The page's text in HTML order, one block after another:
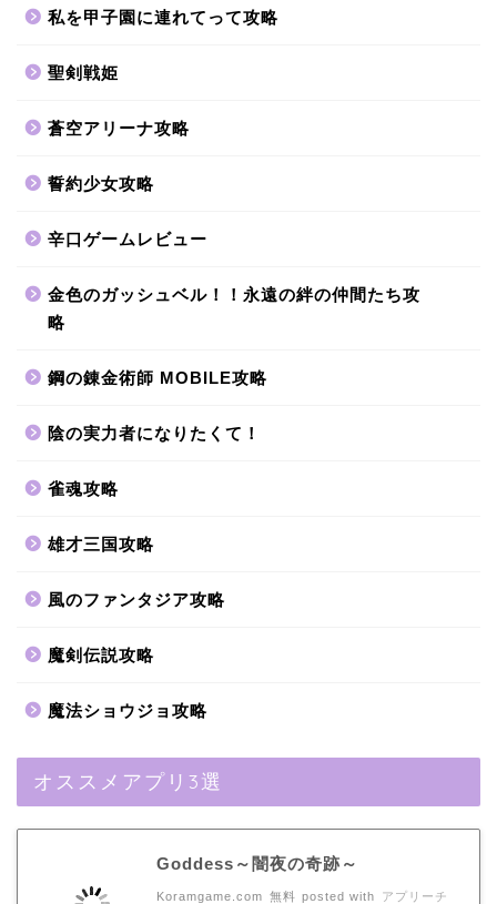
私を甲子園に連れてって攻略
聖剣戦姫
蒼空アリーナ攻略
誓約少女攻略
辛口ゲームレビュー
金色のガッシュベル！！永遠の絆の仲間たち攻
略
鋼の錬金術師 MOBILE攻略
陰の実力者になりたくて！
雀魂攻略
雄才三国攻略
風のファンタジア攻略
魔剣伝説攻略
魔法ショウジョ攻略
オススメアプリ3選
Goddess～闇夜の奇跡～
Koramgame.com 無料 posted with アプリーチ